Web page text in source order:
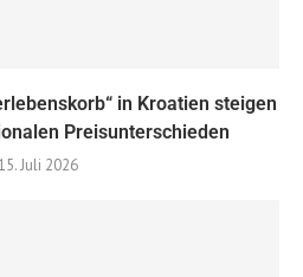
in Kroatien steigen
Preisunterschieden
Juli 2026